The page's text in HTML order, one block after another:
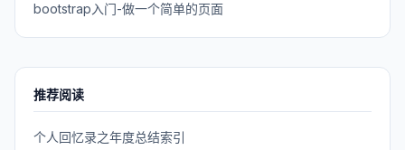
bootstrap入门-做一个简单的页面
推荐阅读
个人回忆录之年度总结索引